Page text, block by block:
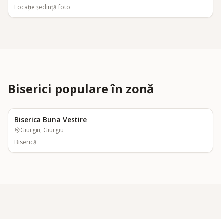
Locaţie şedinţă foto
Biserici populare în zonă
Biserica Buna Vestire
Giurgiu, Giurgiu
Biserică